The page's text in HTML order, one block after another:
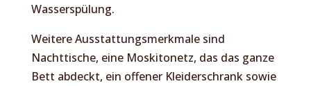
Wasserspülung.
Weitere Ausstattungsmerkmale sind
Nachttische, eine Moskitonetz, das das ganze
Bett abdeckt, ein offener Kleiderschrank sowie